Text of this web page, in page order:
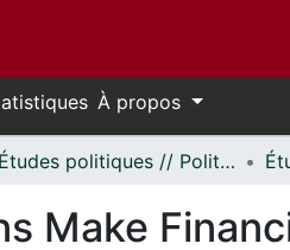
À propos
Études politiques // Political Studies
Make